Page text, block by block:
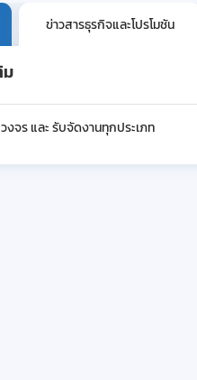
ข่าวสารธุรกิจและโปรโมชัน
ม
จร และ รับจัดงานทุกประเภท